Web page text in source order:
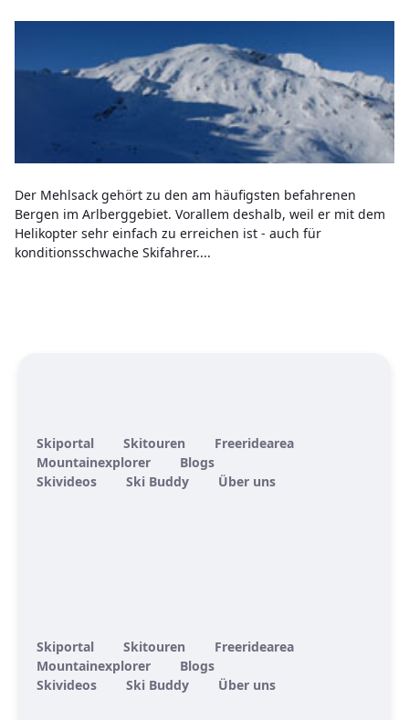
Der Mehlsack gehört zu den am häufigsten befahrenen
Bergen im Arlberggebiet. Vorallem deshalb, weil er mit dem
Helikopter sehr einfach zu erreichen ist - auch für
konditionsschwache Skifahrer....
Skiportal Skitouren
Freeridearea
Mountainexplorer
Blogs
Skivideos
Ski Buddy Über uns
Skiportal Skitouren
Freeridearea
Mountainexplorer
Blogs
Skivideos
Ski Buddy Über uns